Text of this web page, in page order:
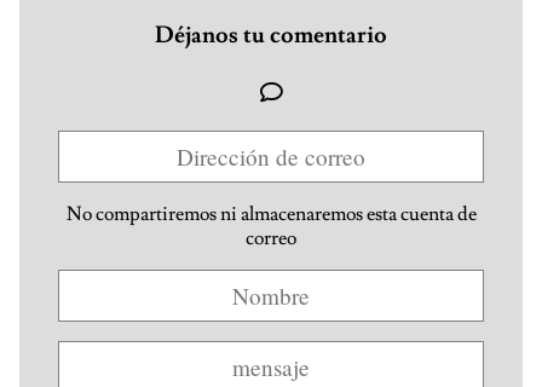
Déjanos tu comentario
No compartiremos ni almacenaremos esta cuenta de
correo